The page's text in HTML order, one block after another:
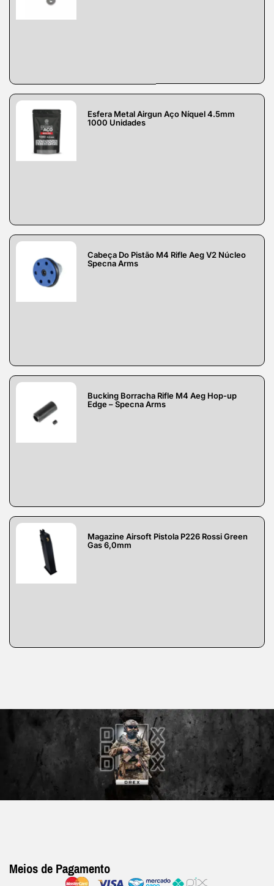
Esfera Metal Airgun Aço Níquel 4.5mm
1000 Unidades
Cabeça Do Pistão M4 Rifle Aeg V2 Núcleo
Specna Arms
Bucking Borracha Rifle M4 Aeg Hop-up
Edge – Specna Arms
Magazine Airsoft Pistola P226 Rossi Green
Gas 6,0mm
Meios de Pagamento